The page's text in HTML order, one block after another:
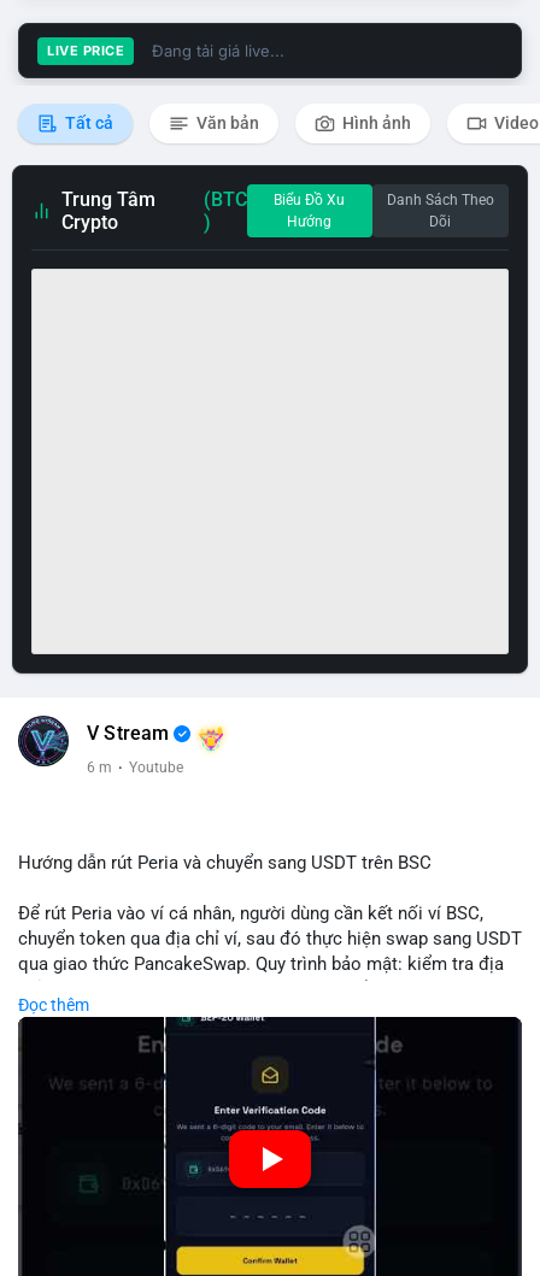
LIVE PRICE Đang tải giá live...
Tất cả Văn bản Hình ảnh Video
Trung Tâm
Crypto
(BTC
)
Biểu Đồ Xu
Hướng
Danh Sách Theo
Dõi
V Stream
6 m · Youtube
Hướng dẫn rút Peria và chuyển sang USDT trên BSC
Để rút Peria vào ví cá nhân, người dùng cần kết nối ví BSC,
chuyển token qua địa chỉ ví, sau đó thực hiện swap sang USDT
qua giao thức PancakeSwap. Quy trình bảo mật: kiểm tra địa
điểm phù hợp. Khi hoàn thành, USDT lưu trữ an toàn trong ví
BSC, có thể chuyển sang các nền tảng khác hoặc bán. Hướng
dẫn chi tiết giúp người mới tránh sai lầm và tối ưu chi phí.
🎥 Xem video trực tiếp tại:
Đọc thêm